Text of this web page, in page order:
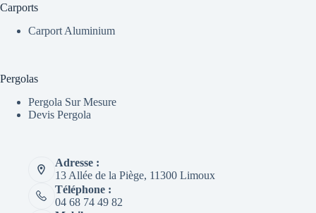
Carports
Carport Aluminium
Pergolas
Pergola Sur Mesure
Devis Pergola
Adresse :
13 Allée de la Piège, 11300 Limoux
Téléphone :
04 68 74 49 82